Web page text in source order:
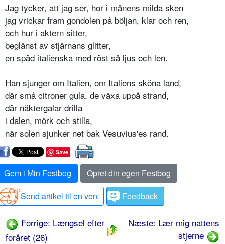
Jag tycker, att jag ser, hor i månens milda sken
jag vrickar fram gondolen på böljan, klar och ren,
och hur i aktern sitter,
beglänst av stjärnans glitter,
en späd italienska med röst så ljus och len.
Han sjunger om Italien, om Italiens sköna land,
där små citroner gula, de växa uppå strand,
där näktergalar drilla
i dalen, mörk och stilla,
när solen sjunker net bak Vesuvius'es rand.
Save
Gem i Min Festbog
Opret din egen Festbog
Send artikel til en ven
Feedback
Forrige: Længsel efter
foråret (26)
Næste: Lær mig nattens
stjerne